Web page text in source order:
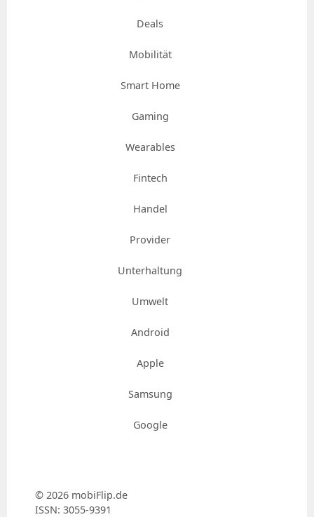
Deals
Mobilität
Smart Home
Gaming
Wearables
Fintech
Handel
Provider
Unterhaltung
Umwelt
Android
Apple
Samsung
Google
© 2026 mobiFlip.de
ISSN: 3055-9391